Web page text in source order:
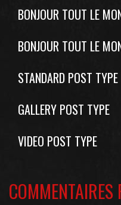
BONJOUR TOUT LE
BONJOUR TOUT LE
STANDARD POST TYPE
GALLERY POST TYPE
VIDEO POST TYPE
COMMENTAIRES